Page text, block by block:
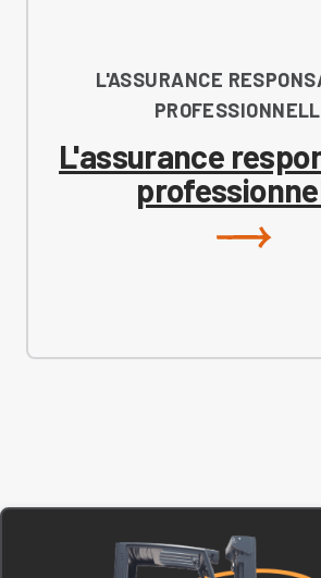
L'ASSURANCE
L'assurance